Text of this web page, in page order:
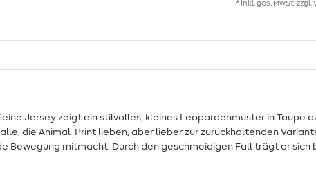
* inkl. ges. MwSt. zzgl.
Jersey zeigt ein stilvolles, kleines Leopardenmuster in Taupe
die Animal-Print lieben, aber lieber zur zurückhaltenden
Bewegung mitmacht. Durch den geschmeidigen Fall trägt er